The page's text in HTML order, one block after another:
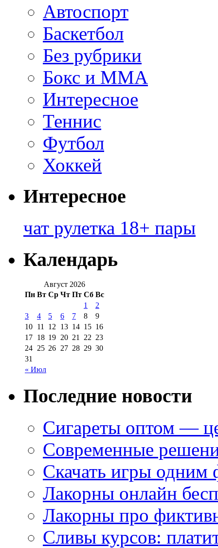
Автоспорт
Баскетбол
Без рубрики
Бокс и ММА
Интересное
Теннис
Футбол
Хоккей
Интересное
чат рулетка 18+ пары
Календарь
Август 2026
Пн Вт Ср Чт Пт Сб Вс
« Июл
1
2
3
4 5 6 7 8
9
10 11 12 13 14 15 16
17 18 19 20 21 22 23
24 25 26 27 28 29 30
31
Последние новости
Сигареты оптом —
Современные
Скачать игры одним
Лакорны онлайн
Лакорны про
Сливы курсов: